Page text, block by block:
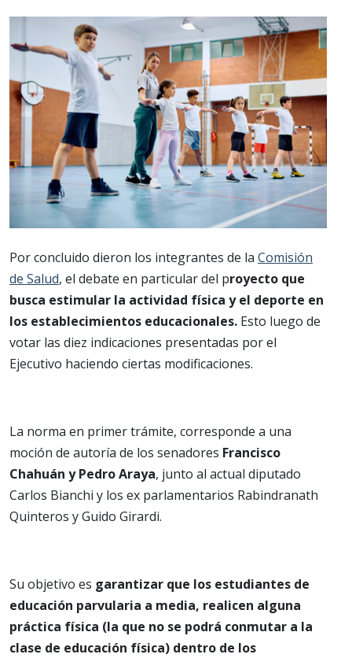
Por concluido dieron los integrantes de la Comisión
de Salud, el debate en particular del proyecto que
busca estimular la actividad física y el deporte en
los establecimientos educacionales. Esto luego de
votar las diez indicaciones presentadas por el
Ejecutivo haciendo ciertas modificaciones.
La norma en primer trámite, corresponde a una
moción de autoría de los senadores Francisco
Chahuán y Pedro Araya, junto al actual diputado
Carlos Bianchi y los ex parlamentarios Rabindranath
Quinteros y Guido Girardi.
Su objetivo es garantizar que los estudiantes de
educación parvularia a media, realicen alguna
práctica física (la que no se podrá conmutar a la
clase de educación física) dentro de los